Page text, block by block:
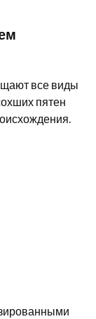
все виды
пятен